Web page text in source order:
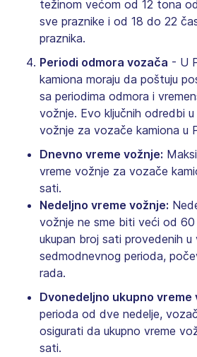
težinom većom od 12 tona
sve praznike i od 18 do 22
praznika.
Periodi odmora vozača - U
kamiona moraju da poštuju
sa periodima odmora i
vožnje. Evo ključnih odredbi
vožnje za vozače kamiona u
Dnevno vreme vožnje:
vreme vožnje za vozače
sati.
Nedeljno vreme vožnje:
vožnje ne sme biti veći od 60
ukupan broj sati provedenih
sedmodnevnog perioda,
rada.
Dvonedeljno ukupno vreme
perioda od dve nedelje,
osigurati da ukupno vreme
sati.